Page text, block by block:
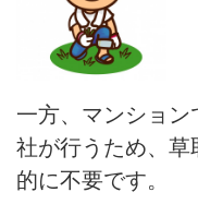
一方、マンショ
社が行うため、
的に不要です。